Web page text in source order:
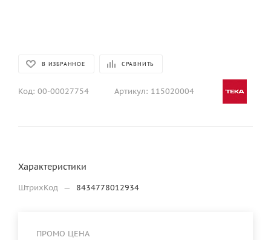
В ИЗБРАННОЕ СРАВНИТЬ
Код: 00-00027754 Артикул: 115020004
Характеристики
ШтрихКод — 8434778012934
ПРОМО ЦЕНА